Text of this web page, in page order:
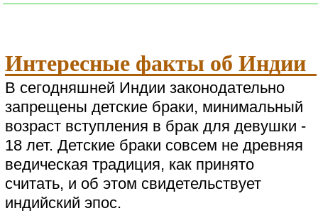
Интересные факты об Индии
В сегодняшней Индии законодательно
запрещены детские браки, минимальный
возраст вступления в брак для девушки -
18 лет. Детские браки совсем не древняя
ведическая традиция, как принято
считать, и об этом свидетельствует
индийский эпос.